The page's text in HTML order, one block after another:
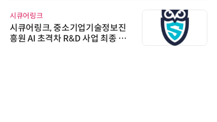
시큐어링크
시큐어링크, 중소기업기술정보진
흥원 AI 초격차 R&D 사업 최종 선